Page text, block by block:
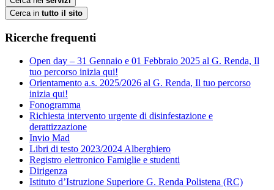
Cerca in tutto il sito
Ricerche frequenti
Open day – 31 Gennaio e 01 Febbraio 2025 al G. Renda, Il
tuo percorso inizia qui!
Orientamento a.s. 2025/2026 al G. Renda, Il tuo percorso
inizia qui!
Fonogramma
Richiesta intervento urgente di disinfestazione e
derattizzazione
Invio Mad
Libri di testo 2023/2024 Alberghiero
Registro elettronico Famiglie e studenti
Dirigenza
Istituto d’Istruzione Superiore G. Renda Polistena (RC)